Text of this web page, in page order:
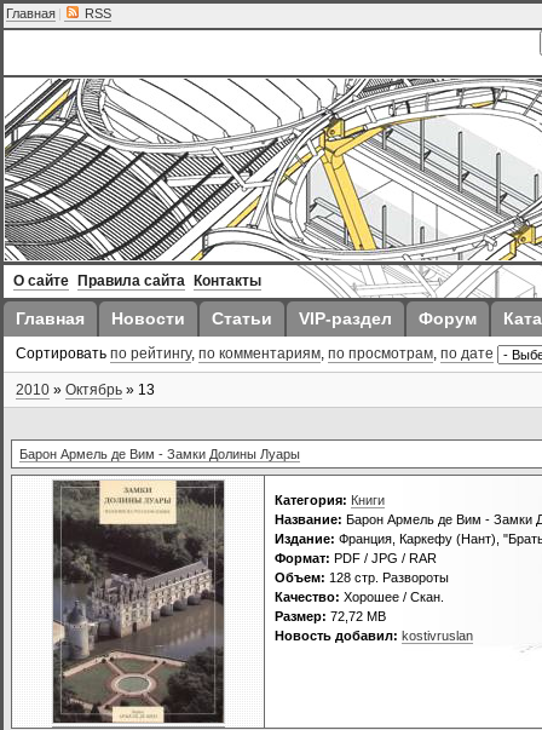
Главная | RSS
О сайте Правила сайта Контакты
Главная Новости Статьи VIP-раздел Форум
Сортировать по рейтингу, по комментариям, по просмотрам, по дате
2010 » Октябрь » 13
Барон Армель де Вим - Замки Долины Луары
Категория: Книги
Название: Барон Армель де Вим - Замки
Издание: Франция, Каркефу (Нант),
Формат: PDF / JPG / RAR
Объем: 128 стр. Развороты
Качество: Хорошее / Скан.
Размер: 72,72 MB
Новость добавил: kostivruslan